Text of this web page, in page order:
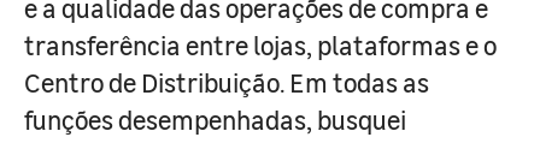
e a qualidade das operações de compra e
transferência entre lojas, plataformas e o
Centro de Distribuição. Em todas as
funções desempenhadas, busquei